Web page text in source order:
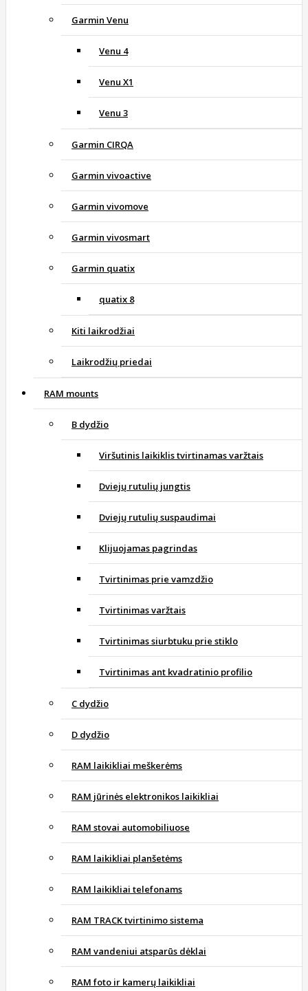
Garmin Venu
Venu 4
Venu X1
Venu 3
Garmin CIRQA
Garmin vivoactive
Garmin vivomove
Garmin vivosmart
Garmin quatix
quatix 8
Kiti laikrodžiai
Laikrodžių priedai
RAM mounts
B dydžio
Viršutinis laikiklis tvirtinamas varžtais
Dviejų rutulių jungtis
Dviejų rutulių suspaudimai
Klijuojamas pagrindas
Tvirtinimas prie vamzdžio
Tvirtinimas varžtais
Tvirtinimas siurbtuku prie stiklo
Tvirtinimas ant kvadratinio profilio
C dydžio
D dydžio
RAM laikikliai meškerėms
RAM jūrinės elektronikos laikikliai
RAM stovai automobiliuose
RAM laikikliai planšetėms
RAM laikikliai telefonams
RAM TRACK tvirtinimo sistema
RAM vandeniui atsparūs dėklai
RAM foto ir kamerų laikikliai